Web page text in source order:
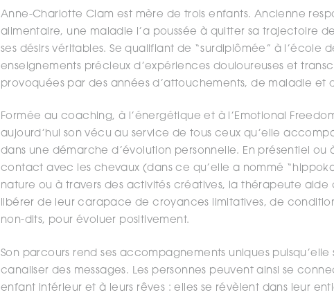
Anne-Charlotte Clam est mère de trois enfants. Ancienne
alimentaire, une maladie l’a poussée à quitter sa trajectoire
ses désirs véritables. Se qualifiant de “surdiplômée” à l’école
enseignements précieux d’expériences douloureuses et
provoquées par des années d’attouchements, de maladie et
Formée au coaching, à l’énergétique et à l’Emotional
aujourd’hui son vécu au service de tous ceux qu’elle
dans une démarche d’évolution personnelle. En présentiel
contact avec les chevaux (dans ce qu’elle a nommé
nature ou à travers des activités créatives, la thérapeute aide
libérer de leur carapace de croyances limitatives, de
non-dits, pour évoluer positivement.
Son parcours rend ses accompagnements uniques
canaliser des messages. Les personnes peuvent ainsi se
enfant intérieur et à leurs rêves : elles se révèlent dans leur